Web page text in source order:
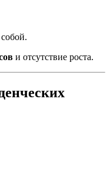
и отсутствие роста.